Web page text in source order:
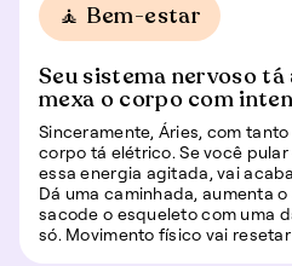
🧘 Bem-estar
Seu sistema nervoso
mexa o corpo com
Sinceramente, Áries, com
corpo tá elétrico. Se você
essa energia agitada, vai
Dá uma caminhada, aumenta
sacode o esqueleto com uma
só. Movimento físico vai